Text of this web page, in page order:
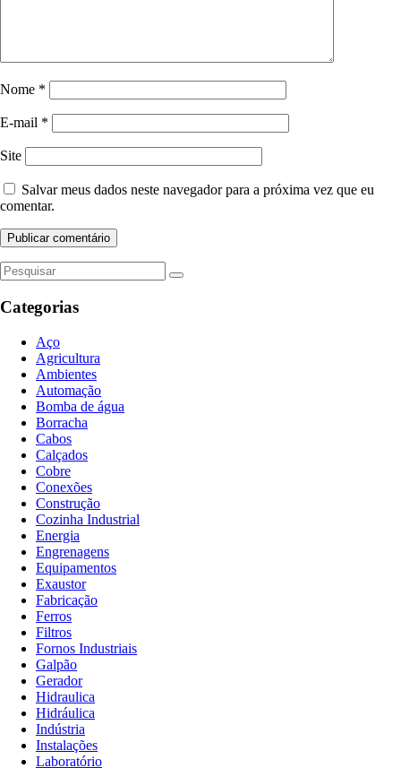
Nome *
E-mail *
Site
Salvar meus dados neste navegador para a próxima vez que eu
comentar.
Categorias
Aço
Agricultura
Ambientes
Automação
Bomba de água
Borracha
Cabos
Calçados
Cobre
Conexões
Construção
Cozinha Industrial
Energia
Engrenagens
Equipamentos
Exaustor
Fabricação
Ferros
Filtros
Fornos Industriais
Galpão
Gerador
Hidraulica
Hidráulica
Indústria
Instalações
Laboratório